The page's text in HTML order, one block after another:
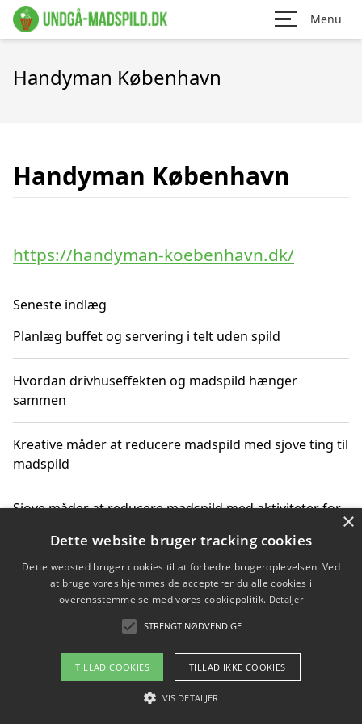
Menu
Handyman København
Handyman København
https://handyman-koebenhavn.dk/
Seneste indlæg
Planlæg buffet og servering i telt uden spild
Hvordan drivhuseffekten og madspild hænger
sammen
Kreative måder at reducere madspild med sjove ting til
madspild
Sjove måder at reducere madspild med aktiviteter for
Hvor finder jeg nemme måltidskasser i Vejle
Om / kontakt
Blog Betingelser
×
Dette website bruger tracking cookies
Dette websted bruger cookies til at forbedre brugeroplevelsen. Ved
at bruge vores hjemmeside accepterer du alle cookies i
overensstemmelse med vores cookiepolitik. Detaljer
STRENGT NØDVENDIGE
TILLAD COOKIES TILLAD IKKE COOKIES
VIS DETALJER